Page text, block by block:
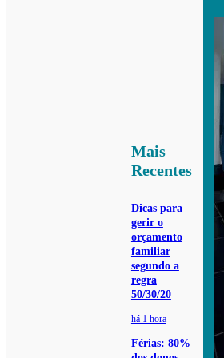
Mais
Recentes
Dicas para
gerir o
orçamento
familiar
segundo a
regra
50/30/20
há 1 hora
Férias: 80%